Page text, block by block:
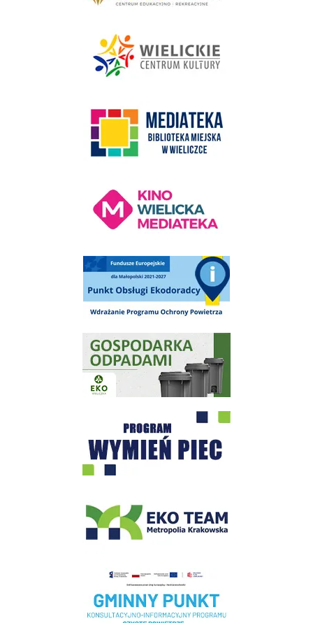
Punkt Obsługi Ekodoradcy Wieliczka
Gospodarka odpadami na terenie Miasta i Gminy Wieliczka
Program "Czyste Powietrze" - Wieliczka
Realizacja Programu Czyste Powietrze w Gminie Wieliczka